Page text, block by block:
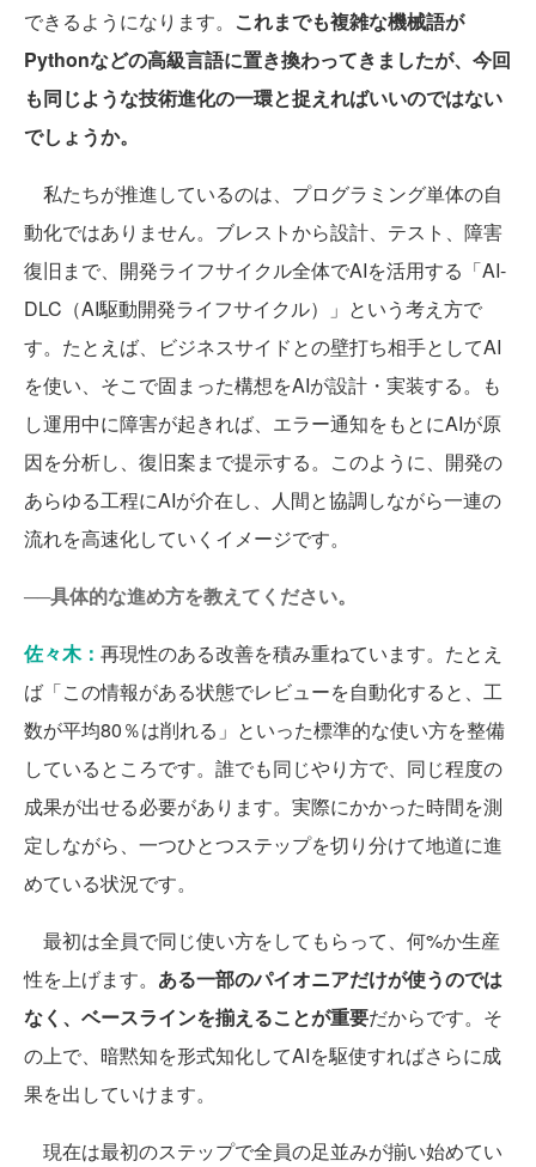
できるようになります。 これまでも複雑な機械語が
Pythonなどの高級言語に置き換わってきましたが、今回
も同じような技術進化の一環と捉えればいいのではない
でしょうか。
私たちが推進しているのは、プログラミング単体の自
動化ではありません。ブレストから設計、テスト、障害
復旧まで、開発ライフサイクル全体でAIを活用する「AI-
DLC（AI駆動開発ライフサイクル）」という考え方で
す。たとえば、ビジネスサイドとの壁打ち相手としてAI
を使い、そこで固まった構想をAIが設計・実装する。も
し運用中に障害が起きれば、エラー通知をもとにAIが原
因を分析し、復旧案まで提示する。このように、開発の
あらゆる工程にAIが介在し、人間と協調しながら一連の
流れを高速化していくイメージです。
──具体的な進め方を教えてください。
佐々木： 再現性のある改善を積み重ねています。たとえ
ば「この情報がある状態でレビューを自動化すると、工
数が平均80％は削れる」といった標準的な使い方を整備
しているところです。誰でも同じやり方で、同じ程度の
成果が出せる必要があります。実際にかかった時間を測
定しながら、一つひとつステップを切り分けて地道に進
めている状況です。
最初は全員で同じ使い方をしてもらって、何%か生産
性を上げます。 ある一部のパイオニアだけが使うのでは
なく、ベースラインを揃えることが重要だからです。そ
の上で、暗黙知を形式知化してAIを駆使すればさらに成
果を出していけます。
現在は最初のステップで全員の足並みが揃い始めてい